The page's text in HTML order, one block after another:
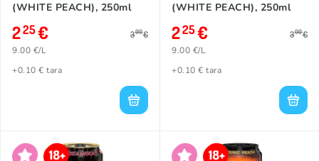
(WHITE PEACH), 250ml
225€ 300€
9.00 €/L
+0.10 € tara
(WHITE PEACH), 250ml
225€ 300€
9.00 €/L
+0.10 € tara